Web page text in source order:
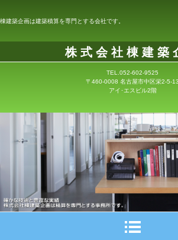
株 式 会 社 棟 建 築
棟建築企画は建築積算を専門とする会社です。
TEL.052-602-9525
〒460-0008 名古屋市中区栄2-5-13
アイ･エスビル2階